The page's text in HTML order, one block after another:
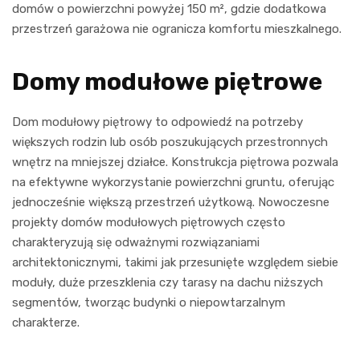
domów o powierzchni powyżej 150 m², gdzie dodatkowa
przestrzeń garażowa nie ogranicza komfortu mieszkalnego.
Domy modułowe piętrowe
Dom modułowy piętrowy to odpowiedź na potrzeby
większych rodzin lub osób poszukujących przestronnych
wnętrz na mniejszej działce. Konstrukcja piętrowa pozwala
na efektywne wykorzystanie powierzchni gruntu, oferując
jednocześnie większą przestrzeń użytkową. Nowoczesne
projekty domów modułowych piętrowych często
charakteryzują się odważnymi rozwiązaniami
architektonicznymi, takimi jak przesunięte względem siebie
moduły, duże przeszklenia czy tarasy na dachu niższych
segmentów, tworząc budynki o niepowtarzalnym
charakterze.